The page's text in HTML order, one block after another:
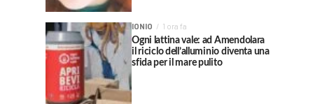
IONIO 1 ora fa
Ogni lattina vale: ad Amendolara
il riciclo dell’alluminio diventa una
sfida per il mare pulito